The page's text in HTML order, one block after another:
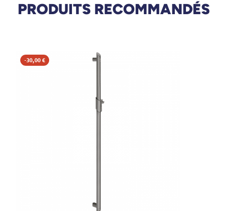
PRODUITS RECOMMANDÉS
-30,00 €